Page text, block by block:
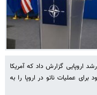
اروپایی گزارش داد که آمریکا
عملیات ناتو در اروپا را به